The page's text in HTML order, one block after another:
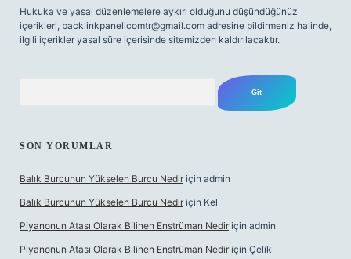
Hukuka ve yasal düzenlemelere aykırı olduğunu düşündüğünüz
içerikleri, backlinkpanelicomtr@gmail.com adresine bildirmeniz halinde,
ilgili içerikler yasal süre içerisinde sitemizden kaldırılacaktır.
SON YORUMLAR
Balık Burcunun Yükselen Burcu Nedir için admin
Balık Burcunun Yükselen Burcu Nedir için Kel
Piyanonun Atası Olarak Bilinen Enstrüman Nedir için admin
Piyanonun Atası Olarak Bilinen Enstrüman Nedir için Çelik